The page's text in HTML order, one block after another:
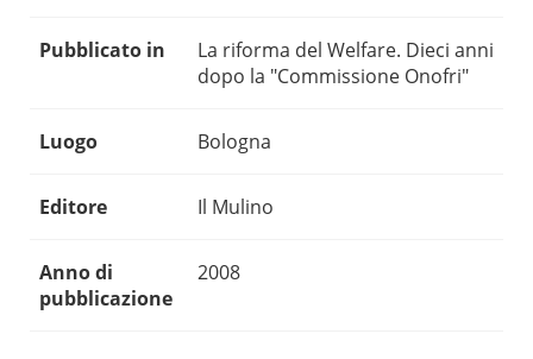
Pubblicato in
La riforma del Welfare. Dieci anni
dopo la "Commissione Onofri"
Luogo Bologna
Editore Il Mulino
Anno di
pubblicazione
2008